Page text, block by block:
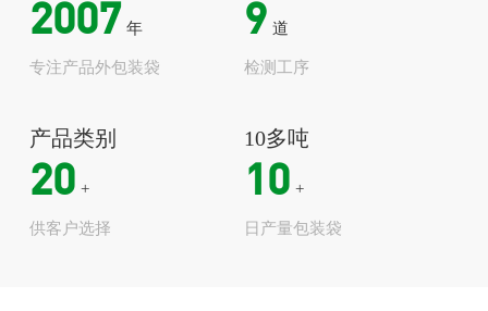
2007 年
专注产品外包装袋
9 道
检测工序
产品类别
20 +
供客户选择
10多吨
10 +
日产量包装袋